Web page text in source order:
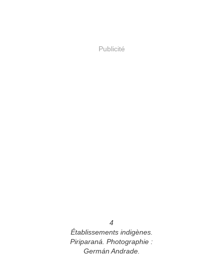
Publicité
4
Établissements indigènes.
Piriparaná. Photographie :
Germán Andrade.